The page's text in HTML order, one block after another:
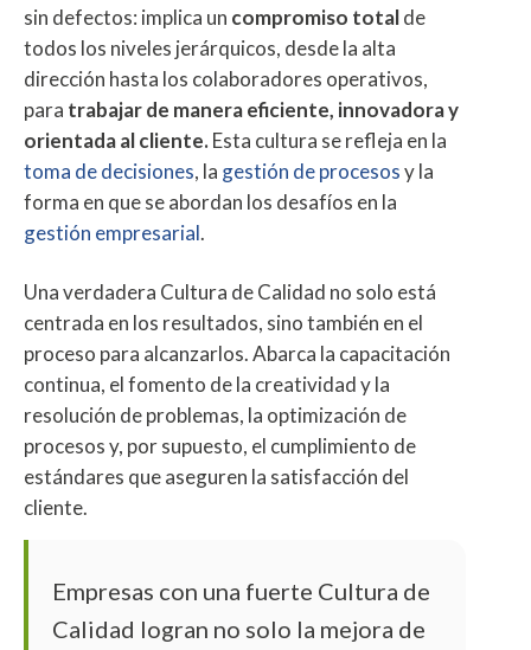
sin defectos: implica un compromiso totalde
todos los niveles jerárquicos, desde la alta
dirección hasta los colaboradores operativos,
para trabajar de manera eficiente, innovadora y
orientada al cliente.Esta cultura se refleja en la
toma de decisiones, la gestión de procesosy la
forma en que se abordan los desafíos en la
gestión empresarial.
Una verdadera Cultura de Calidad no solo está
centrada en los resultados, sino también en el
proceso para alcanzarlos. Abarca la capacitación
continua, el fomento de la creatividad y la
resolución de problemas, la optimización de
procesos y, por supuesto, el cumplimiento de
estándares que aseguren la satisfacción del
cliente.
Empresas con una fuerte Cultura de
Calidad logran no solo la mejora de